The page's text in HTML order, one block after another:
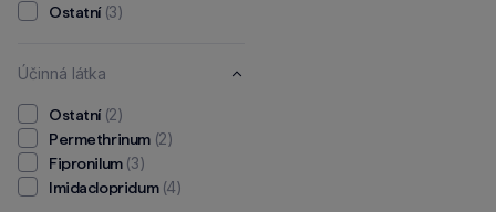
Ostatní (3)
Účinná látka
Ostatní (2)
Permethrinum (2)
Fipronilum (3)
Imidaclopridum (4)